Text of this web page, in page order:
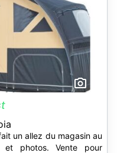
un allez du magasin au
et photos. Vente pour